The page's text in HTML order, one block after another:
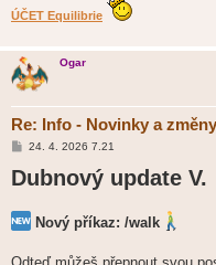
ÚČET Equilibrie
Ogar
Re: Info - Novinky a změny
P
í
s
ě
v
24. 4. 2026 7.21
Dubnový update V.
Nový příkaz: /walk